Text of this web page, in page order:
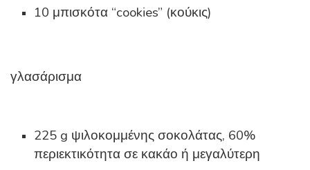
10 μπισκότα “cookies” (κούκις)
γλασάρισμα
225 g ψιλοκομμένης σοκολάτας, 60%
περιεκτικότητα σε κακάο ή μεγαλύτερη